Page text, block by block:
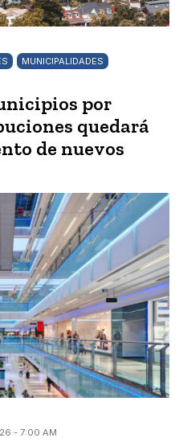
MUNICIPALIDADES
por
quedará
de nuevos
- 7:00 AM